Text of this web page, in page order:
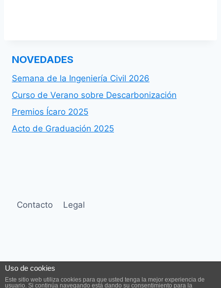
NOVEDADES
Semana de la Ingeniería Civil 2026
Curso de Verano sobre Descarbonización
Premios Ícaro 2025
Acto de Graduación 2025
Contacto Legal
© 2026 Fundación de Ingeniería Civil de Galicia -
Uso de cookies
Este sitio web utiliza cookies para que usted tenga la mejor experiencia de
usuario. Si continúa navegando está dando su consentimiento para la